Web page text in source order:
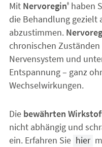
Mit Nervoregin®haben
die Behandlung gezielt
abzustimmen.
chronischen
Nervensystem und
Entspannung – ganz
Wechselwirkungen.
Die bewährten
nicht abhängig und
ein. Erfahren Sie hier